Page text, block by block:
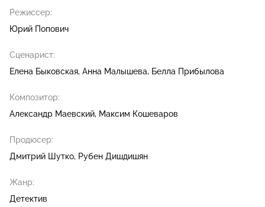
Режиссер:
Юрий Попович
Сценарист:
Елена Быковская Анна Малышева Белла Прибылова
Композитор:
Александр Маевский Максим Кошеваров
Продюсер:
Дмитрий Шутко Рубен Дишдишян
Жанр:
Детектив